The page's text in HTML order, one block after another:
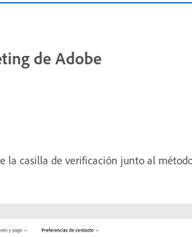
de Adobe
la casilla de verificación junto al